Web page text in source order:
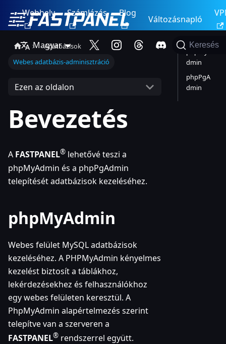
Webhely Számlázás Blog
Változásnapló
Magyar Keresés
Adatbázisok
Webes adatbázis-adminisztráció
Ezen az oldalon
Bevezetés
A FASTPANEL® lehetővé teszi a
phpMyAdmin és a phpPgAdmin
telepítését adatbázisok kezeléséhez.
phpMyAdmin
Webes felület MySQL adatbázisok
kezeléséhez. A PHPMyAdmin kényelmes
kezelést biztosít a táblákhoz,
lekérdezésekhez és felhasználókhoz
egy webes felületen keresztül. A
PhpMyAdmin alapértelmezés szerint
telepítve van a szerveren a
FASTPANEL® rendszerrel együtt.
dmin
phpPgA
dmin